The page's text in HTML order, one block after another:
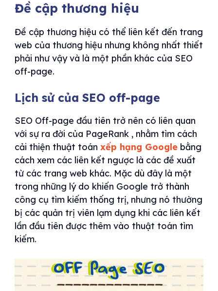
Đề cập thương hiệu
Đề cập thương hiệu có thể liên kết đến trang
web của thương hiệu nhưng không nhất thiết
phải như vậy và là một phần khác của SEO
off-page.
Lịch sử của SEO off-page
SEO Off-page đầu tiên trở nên có liên quan
với sự ra đời của PageRank , nhằm tìm cách
cải thiện thuật toán xếp hạng Google bằng
cách xem các liên kết ngược là các đề xuất
từ ​​các trang web khác. Mặc dù đây là một
trong những lý do khiến Google trở thành
công cụ tìm kiếm thống trị, nhưng nó thường
bị các quản trị viên lạm dụng khi các liên kết
lần đầu tiên được thêm vào thuật toán tìm
kiếm.